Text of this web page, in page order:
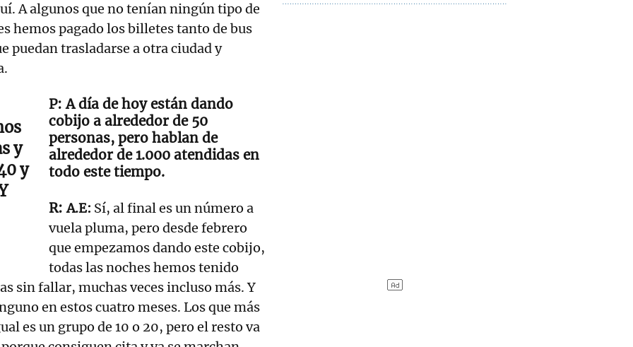
A algunos que no tenían ningún tipo de
hemos pagado los billetes tanto de bus
puedan trasladarse a otra ciudad y
y
y
A día de hoy están dando
cobijo a alrededor de 50
personas, pero hablan de
alrededor de 1.000 atendidas en
todo este tiempo.
A.E: Sí, al final es un número a
vuela pluma, pero desde febrero
que empezamos dando este cobijo,
todas las noches hemos tenido
sin fallar, muchas veces incluso más. Y
en estos cuatro meses. Los que más
es un grupo de 10 o 20, pero el resto va